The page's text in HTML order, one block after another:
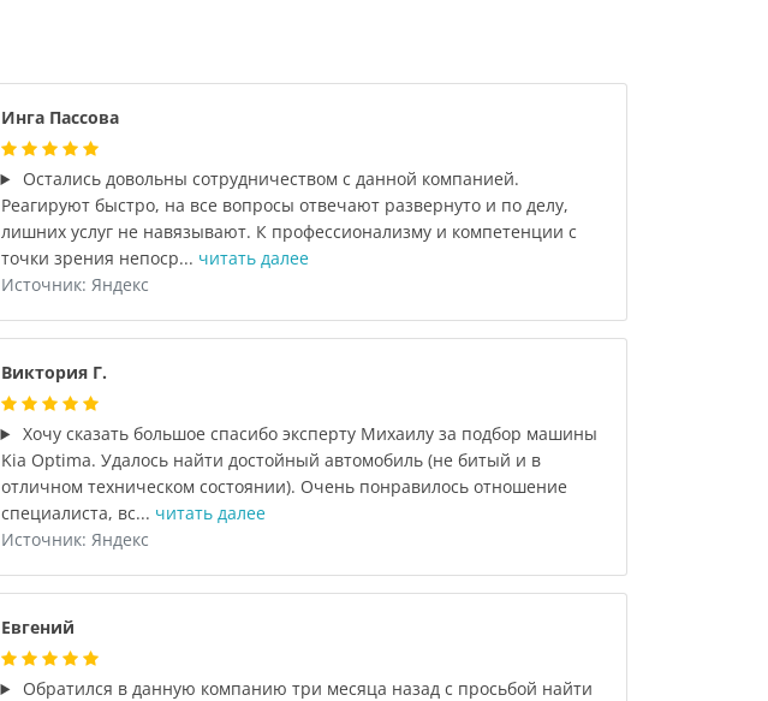
Инга Пассова
Остались довольны сотрудничеством с данной компанией.
Реагируют быстро, на все вопросы отвечают развернуто и по делу,
лишних услуг не навязывают. К профессионализму и компетенции с
точки зрения непоср... читать далее
Источник: Яндекс
Виктория Г.
Хочу сказать большое спасибо эксперту Михаилу за подбор машины
Kia Optima. Удалось найти достойный автомобиль (не битый и в
отличном техническом состоянии). Очень понравилось отношение
специалиста, вс... читать далее
Источник: Яндекс
Евгений
Обратился в данную компанию три месяца назад с просьбой найти